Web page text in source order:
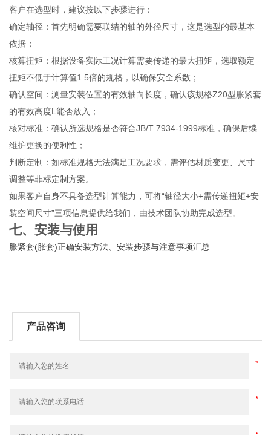
客户在选型时，建议按以下步骤进行：
确定轴径：首先明确需要联结的轴的外径尺寸，这是选型的最基本
依据；
核算扭矩：根据设备实际工况计算需要传递的最大扭矩，选取额定
扭矩不低于计算值1.5倍的规格，以确保安全系数；
确认空间：测量安装位置的有效轴向长度，确认该规格Z20型胀紧套
的有效高度L能否放入；
核对标准：确认所选规格是否符合JB/T 7934‑1999标准，确保后续
维护更换的便利性；
判断定制：如标准规格无法满足工况要求，需评估材质变更、尺寸
调整等非标定制方案。
如果客户自身不具备选型计算能力，可将“轴径大小+需传递扭矩+安
装空间尺寸”三项信息提供给我们，由技术团队协助完成选型。
七、安装与使用
胀紧套(胀套)正确安装方法、安装步骤与注意事项汇总
产品咨询